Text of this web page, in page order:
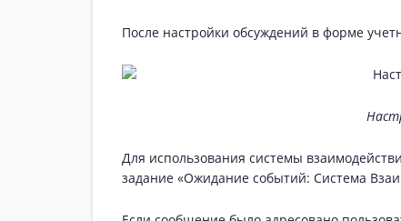
После настройки обсуждений в форме
Для использования системы
задание «Ожидание событий: Система